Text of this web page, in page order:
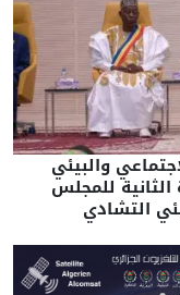
والبيئي
للمجلس
التشادي